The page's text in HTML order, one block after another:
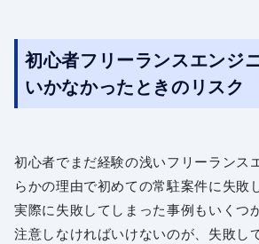
初心者フリーランスエンジ
いかなかったときのリスク
初心者でまだ経験の浅いフリーランス
らかの理由で初めての常駐案件に失敗
実際に失敗してしまった事例もいくつ
注意しなければいけないのが、失敗し